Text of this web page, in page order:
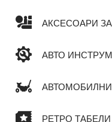
АКСЕСОАРИ
АВТО
РЕТРО